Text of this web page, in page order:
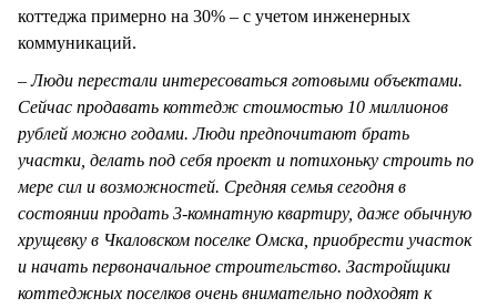
коттеджа примерно на 30% – с учетом инженерных
коммуникаций.
–Люди перестали интересоваться готовыми объектами.
Сейчас продавать коттедж стоимостью 10 миллионов
рублей можно годами. Люди предпочитают брать
участки, делать под себя проект и потихоньку строить по
мере сил и возможностей. Средняя семья сегодня в
состоянии продать 3-комнатную квартиру, даже обычную
хрущевку в Чкаловском поселке Омска, приобрести участок
и начать первоначальное строительство. Застройщики
коттеджных поселков очень внимательно подходят к